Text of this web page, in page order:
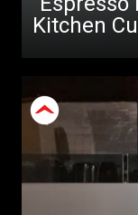
Kitchen